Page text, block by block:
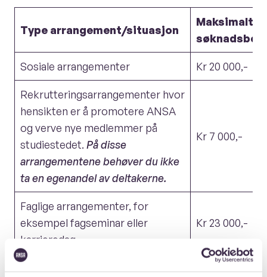
Type arrangement/situasjon
Maksimalt
Sosiale arrangementer Kr 20 000,-
Rekrutteringsarrangementer hvor
hensikten er å promotere ANSA
og verve nye medlemmer på
studiestedet. På disse
arrangementene behøver du ikke
ta en egenandel av deltakerne.
Kr 7 000,-
Faglige arrangementer, for
eksempel fagseminar eller
karrieredag
Kr 23 000,-